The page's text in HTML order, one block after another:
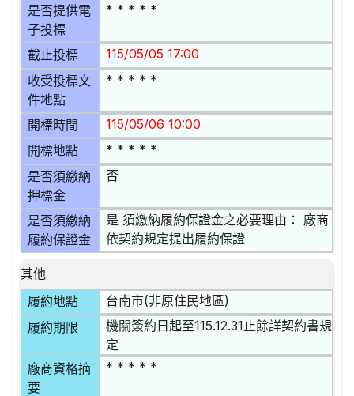
是否提供電
子投標
* * * * *
截止投標 115/05/05 17:00
收受投標文
件地點
* * * * *
開標時間 115/05/06 10:00
開標地點 * * * * *
是否須繳納
押標金
否
是否須繳納
履約保證金
是 須繳納履約保證金之必要理由： 廠商
依契約規定提出履約保證
其他
履約地點
台南市(非原住民地區)
履約期限
機關簽約日起至115.12.31止餘詳契約書規
定
廠商資格摘
要
* * * * *